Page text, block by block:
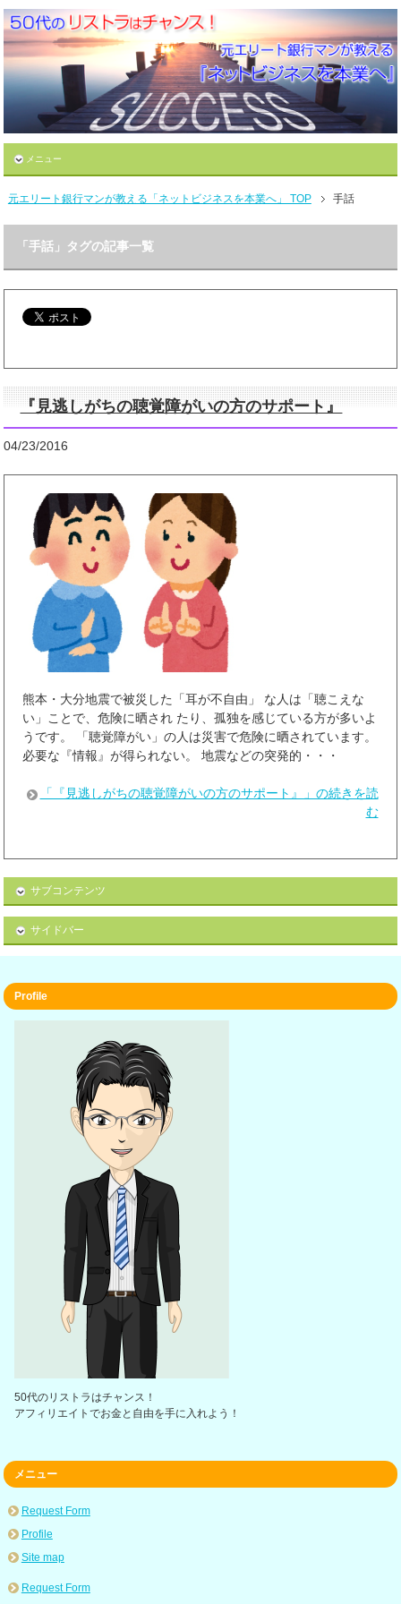
メニュー
元エリート銀行マンが教える「ネットビジネスを本業へ」 TOP 手話
「手話」タグの記事一覧
『見逃しがちの聴覚障がいの方のサポート』
04/23/2016
熊本・大分地震で被災した「耳が不自由」 な人は「聴こえな
い」ことで、危険に晒され たり、孤独を感じている方が多いよ
うです。 「聴覚障がい」の人は災害で危険に晒されています。
必要な『情報』が得られない。 地震などの突発的・・・
「『見逃しがちの聴覚障がいの方のサポート』」の続きを読
む
サブコンテンツ
サイドバー
Profile
50代のリストラはチャンス！
アフィリエイトでお金と自由を手に入れよう！
メニュー
Request Form
Profile
Site map
Request Form